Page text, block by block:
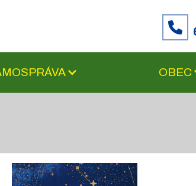
OBEC